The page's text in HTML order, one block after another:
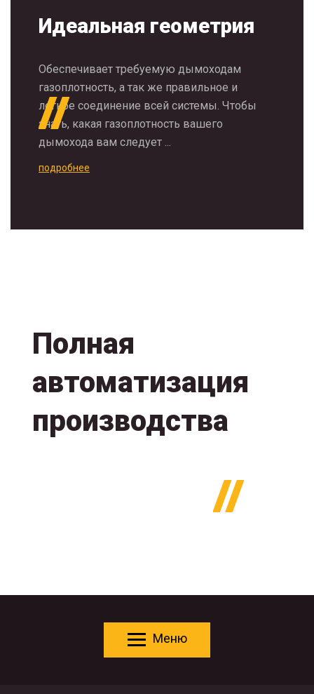
Идеальная геометрия
Обеспечивает требуемую дымоходам
газоплотность, а так же правильное и
легкое соединение всей системы. Чтобы
знать, какая газоплотность вашего
дымохода вам следует ...
подробнее
Полная
автоматизация
производства
Меню